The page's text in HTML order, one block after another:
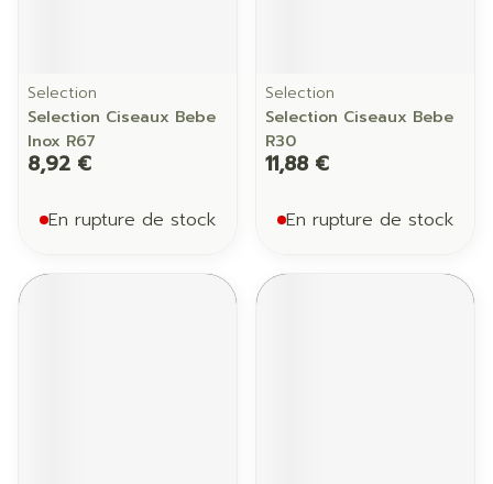
Selection
Selection Ciseaux Bebe
Inox R67
8,92 €
En rupture de stock
Selection
Selection Ciseaux Bebe
R30
11,88 €
En rupture de stock